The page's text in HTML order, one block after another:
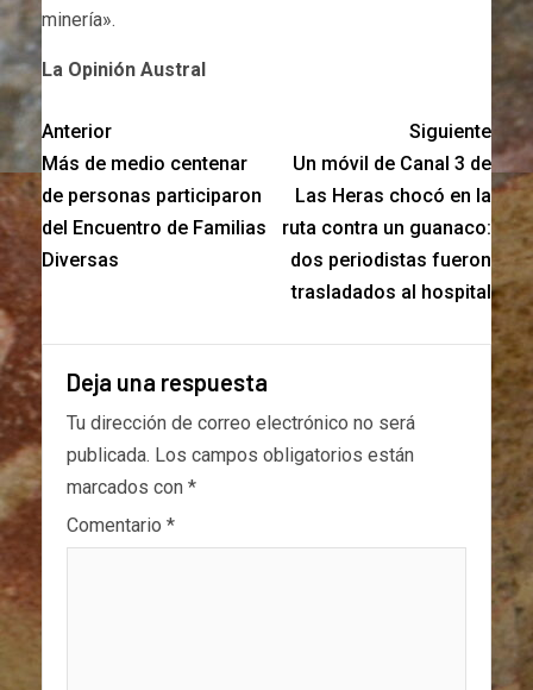
minería».
La Opinión Austral
Anterior
Más de medio centenar
de personas participaron
del Encuentro de Familias
Diversas
Siguiente
Un móvil de Canal 3 de
Las Heras chocó en la
ruta contra un guanaco:
dos periodistas fueron
trasladados al hospital
Deja una respuesta
Tu dirección de correo electrónico no será
publicada. Los campos obligatorios están
marcados con *
Comentario *